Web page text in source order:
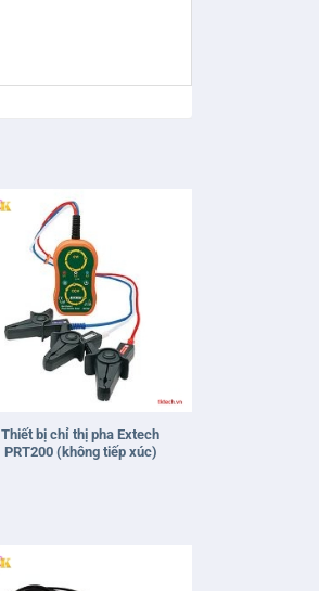
Thiết bị chỉ thị pha Extech
PRT200 (không tiếp xúc)